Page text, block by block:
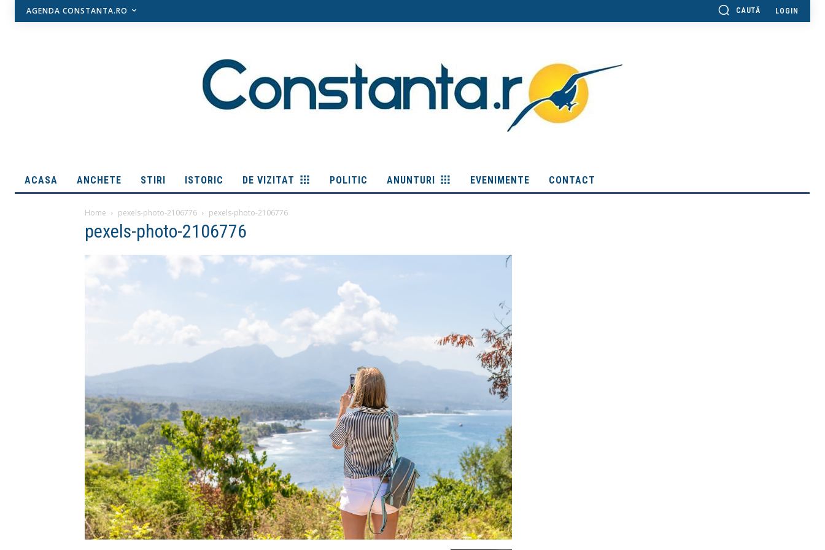
AGENDA CONSTANTA.RO CAUTĂ LOGIN
ACASA ANCHETE STIRI ISTORIC DE VIZITAT POLITIC ANUNTURI EVENIMENTE CONTACT
Home pexels-photo-2106776 pexels-photo-2106776
pexels-photo-2106776